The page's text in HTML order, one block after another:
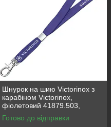
Шнурок на шию Victorinox з
карабіном Victorinox,
фіолетовий 41879.503,
довжина 500 мм, в упаковці,
для брелків
Готово до відправки